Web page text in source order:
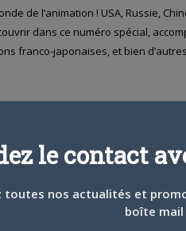
de l’animation ! USA, Russie,
dans ce numéro spécial,
franco-japonaises, et bien
le contact
toutes nos actualités et
boîte mail